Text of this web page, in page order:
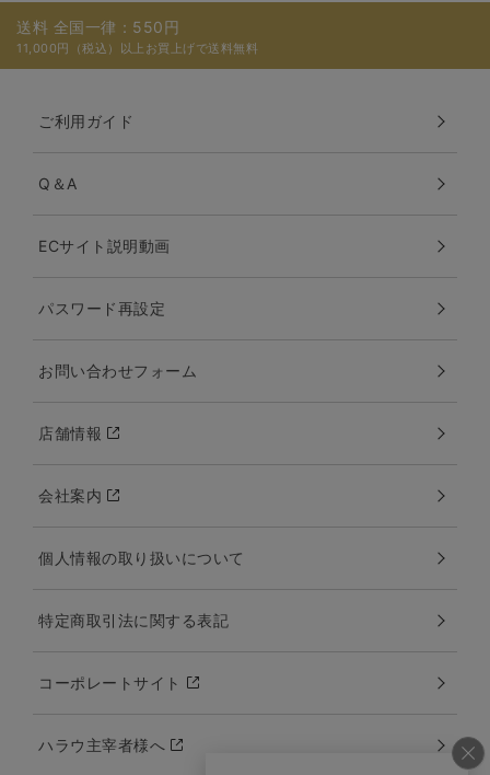
送料 全国一律：550円
11,000円（税込）以上お買上げで送料無料
ご利用ガイド
Q＆A
ECサイト説明動画
パスワード再設定
お問い合わせフォーム
店舗情報
会社案内
個人情報の取り扱いについて
特定商取引法に関する表記
コーポレートサイト
ハラウ主宰者様へ